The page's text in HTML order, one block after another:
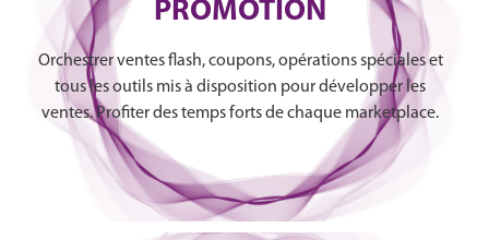
PROMOTION
Orchestrer ventes flash, coupons, opérations spéciales et
tous les outils mis à disposition pour développer les
ventes. Profiter des temps forts de chaque marketplace.